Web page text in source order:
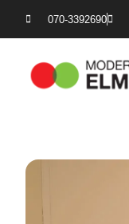
070-3392690